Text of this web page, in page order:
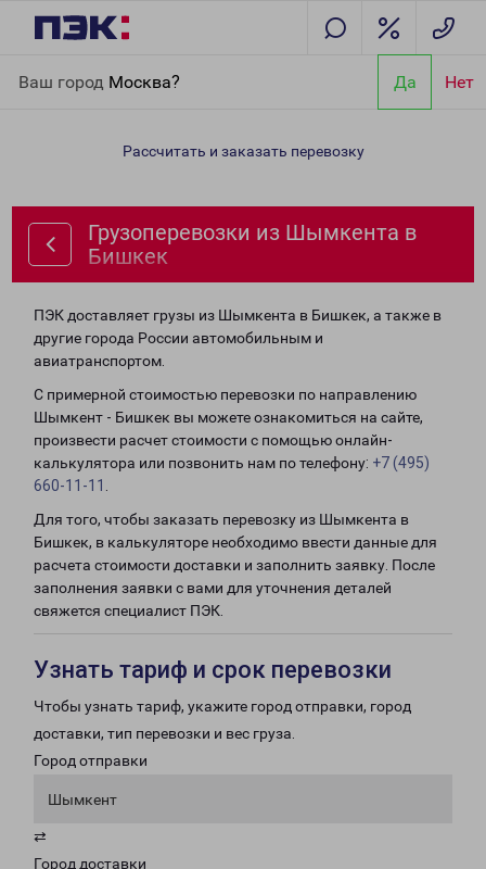
Ваш город Москва? Да Нет
Бишкек
Рассчитать и заказать перевозку
Грузоперевозки из Шымкента в
Бишкек
ПЭК доставляет грузы из Шымкента в Бишкек, а также в
другие города России автомобильным и
авиатранспортом.
С примерной стоимостью перевозки по направлению
Шымкент - Бишкек вы можете ознакомиться на сайте,
произвести расчет стоимости с помощью онлайн-
калькулятора или позвонить нам по телефону: +7 (495)
660-11-11
Для того, чтобы заказать перевозку из Шымкента в
Бишкек, в калькуляторе необходимо ввести данные для
расчета стоимости доставки и заполнить заявку. После
заполнения заявки с вами для уточнения деталей
свяжется специалист ПЭК.
Узнать тариф и срок перевозки
Чтобы узнать тариф, укажите город отправки, город
доставки, тип перевозки и вес груза.
Город отправки
Шымкент
⇄
Город доставки